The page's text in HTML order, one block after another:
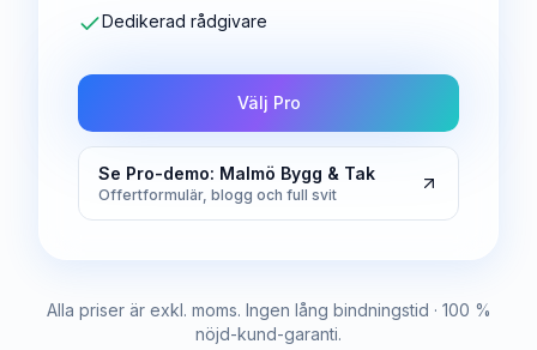
Dedikerad rådgivare
Välj Pro
Se Pro-demo: Malmö Bygg & Tak
Offertformulär, blogg och full svit
Alla priser är exkl. moms. Ingen lång bindningstid · 100 %
nöjd-kund-garanti.